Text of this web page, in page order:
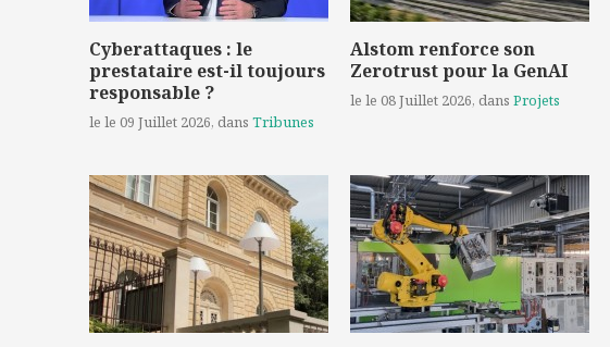
Cyberattaques : le
prestataire est-il toujours
responsable ?
le le 09 Juillet 2026, dans Tribunes
Alstom renforce son
Zerotrust pour la GenAI
le le 08 Juillet 2026, dans Projets